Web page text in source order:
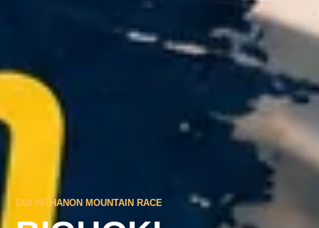
DOI INTHANON MOUNTAIN RACE